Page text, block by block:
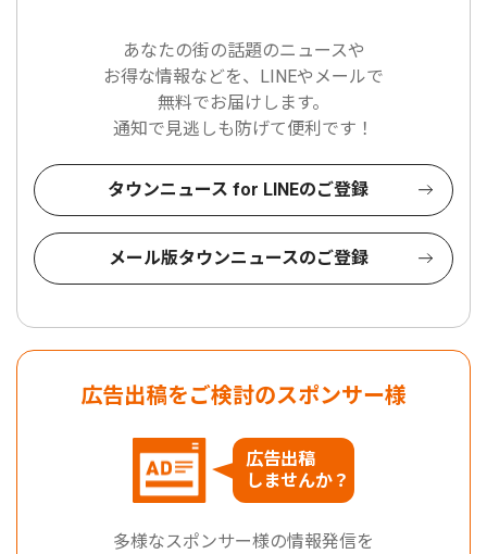
あなたの街の話題のニュースや
お得な情報などを、LINEやメールで
無料でお届けします。
通知で見逃しも防げて便利です！
タウンニュース for LINEのご登録
メール版タウンニュースのご登録
広告出稿をご検討のスポンサー様
広告出稿
しませんか？
多様なスポンサー様の情報発信を